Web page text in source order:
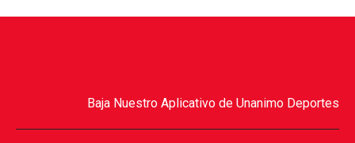
Baja Nuestro Aplicativo de Unanimo Deportes